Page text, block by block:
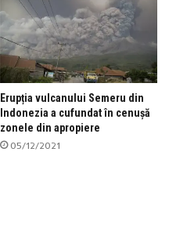
Erupția vulcanului Semeru din
Indonezia a cufundat în cenușă
zonele din apropiere
05/12/2021